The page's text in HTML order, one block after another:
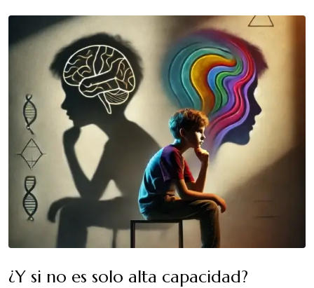
¿Y si no es solo alta capacidad?